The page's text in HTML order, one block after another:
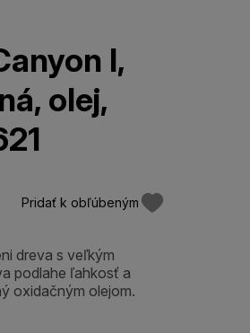
I,
olej,
Pridať k obľúbeným
dreva s veľkým
podlahe ľahkosť a
oxidačným olejom.